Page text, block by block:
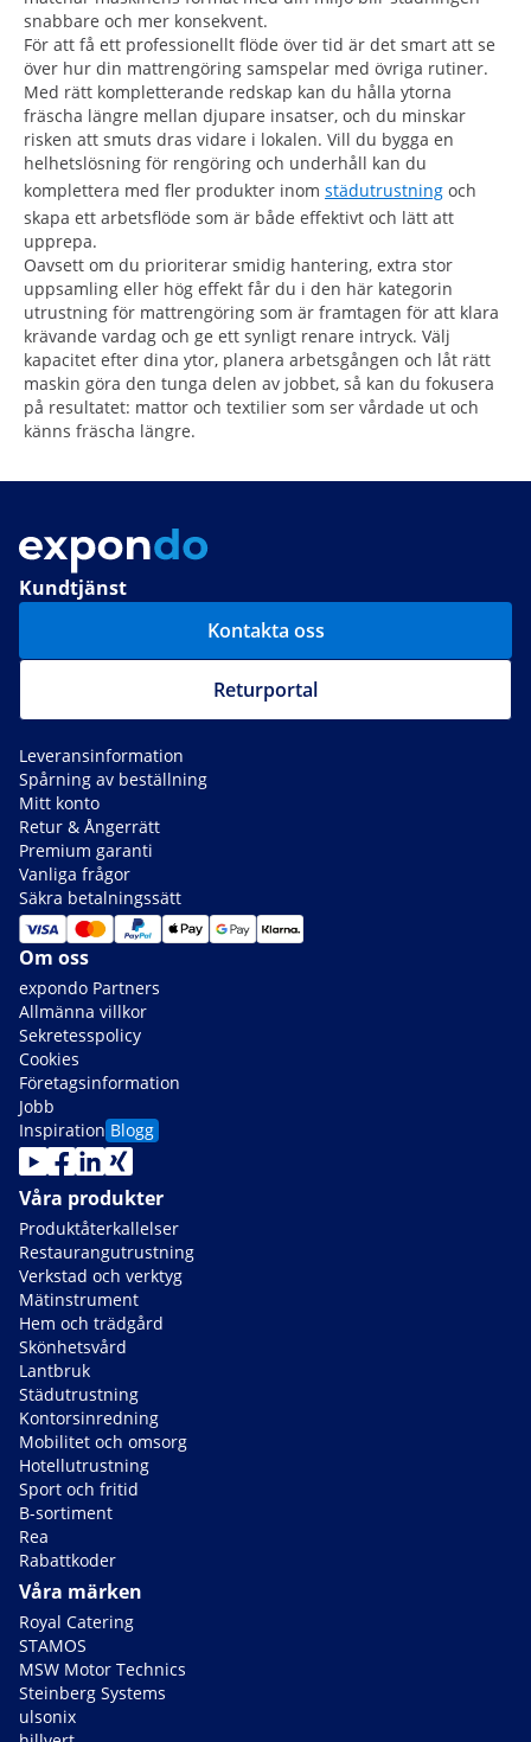
snabbare och mer konsekvent.
För att få ett professionellt flöde över tid är det smart att se
över hur din mattrengöring samspelar med övriga rutiner.
Med rätt kompletterande redskap kan du hålla ytorna
fräscha längre mellan djupare insatser, och du minskar
risken att smuts dras vidare i lokalen. Vill du bygga en
helhetslösning för rengöring och underhåll kan du
komplettera med fler produkter inom städutrustning och
skapa ett arbetsflöde som är både effektivt och lätt att
upprepa.
Oavsett om du prioriterar smidig hantering, extra stor
uppsamling eller hög effekt får du i den här kategorin
utrustning för mattrengöring som är framtagen för att klara
krävande vardag och ge ett synligt renare intryck. Välj
kapacitet efter dina ytor, planera arbetsgången och låt rätt
maskin göra den tunga delen av jobbet, så kan du fokusera
på resultatet: mattor och textilier som ser vårdade ut och
känns fräscha längre.
Kundtjänst
Kontakta oss
Returportal
Leveransinformation
Spårning av beställning
Mitt konto
Retur & Ångerrätt
Premium garanti
Vanliga frågor
Säkra betalningssätt
Om oss
expondo Partners
Allmänna villkor
Sekretesspolicy
Cookies
Företagsinformation
Jobb
Inspiration Blogg
Våra produkter
Produktåterkallelser
Restaurangutrustning
Verkstad och verktyg
Mätinstrument
Hem och trädgård
Skönhetsvård
Lantbruk
Städutrustning
Kontorsinredning
Mobilitet och omsorg
Hotellutrustning
Sport och fritid
B-sortiment
Rea
Rabattkoder
Våra märken
Royal Catering
STAMOS
MSW Motor Technics
Steinberg Systems
ulsonix